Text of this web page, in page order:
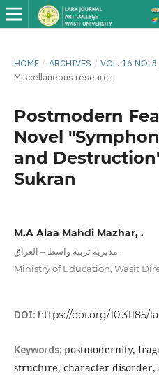
HOME / ARCHIVES / VOL. 16 NO.
Miscellaneous research
Postmodern
Novel
and
Sukran
M.A Alaa Mahdi Mazhar, .
مديرية تربية واسط – العراق
Ministry of Education, Wasit
DOI: https://doi.org/10.31185/
Keywords: postmodernity,
structure, character disorder,